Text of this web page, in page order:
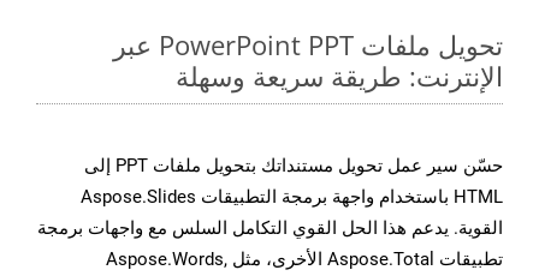
تحويل ملفات PowerPoint PPT عبر
الإنترنت: طريقة سريعة وسهلة
حسّن سير عمل تحويل مستنداتك بتحويل ملفات PPT إلى
HTML باستخدام واجهة برمجة التطبيقات Aspose.Slides
القوية. يدعم هذا الحل القوي التكامل السلس مع واجهات برمجة
تطبيقات Aspose.Total الأخرى، مثل Aspose.Words,